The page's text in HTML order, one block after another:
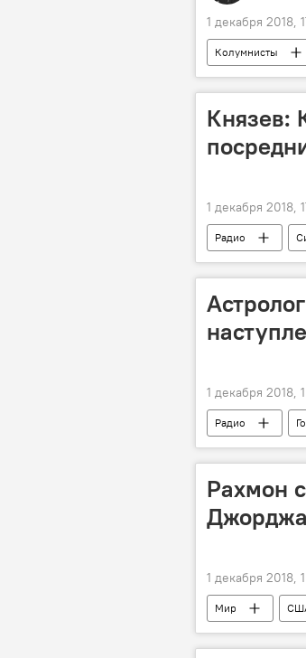
1 декабря 2018,
Колумнисты
Князев:
1 декабря 2018,
Радио
1 декабря 2018,
Радио
Рахмон
1 декабря 2018,
Мир